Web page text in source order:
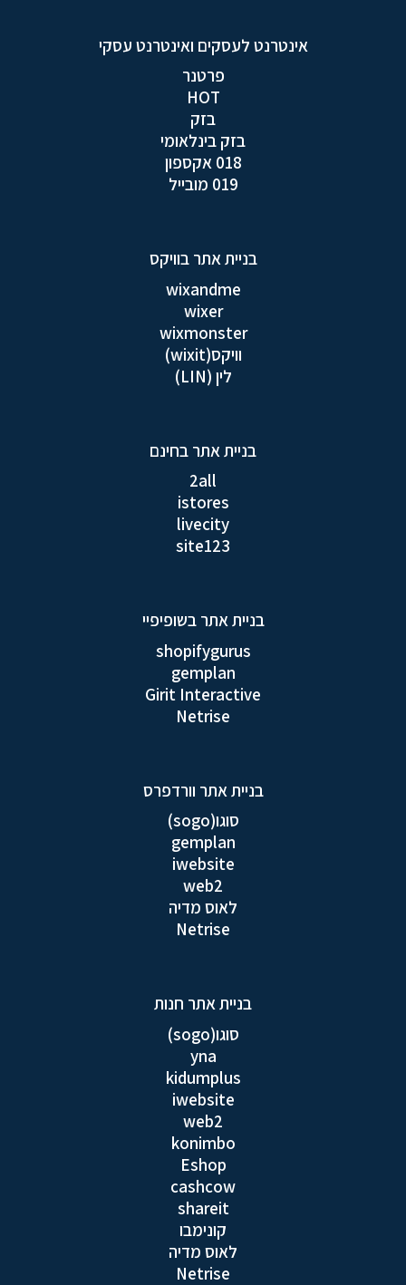
אינטרנט לעסקים ואינטרנט עסקי
פרטנר
HOT
בזק
בזק בינלאומי
018 אקספון
019 מובייל
בניית אתר בוויקס
wixandme
wixer
wixmonster
וויקס(wixit)
לין (LIN)
בניית אתר בחינם
2all
istores
livecity
site123
בניית אתר בשופיפיי
shopifygurus
gemplan
Girit Interactive
Netrise
בניית אתר וורדפרס
סוגו(sogo)
gemplan
iwebsite
web2
לאוס מדיה
Netrise
בניית אתר חנות
סוגו(sogo)
yna
kidumplus
iwebsite
web2
konimbo
Eshop
cashcow
shareit
קונימבו
לאוס מדיה
Netrise